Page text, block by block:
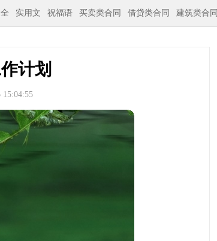
实用文 祝福语 买卖类合同 借贷类合同 建筑类合同
计划
15:04:55